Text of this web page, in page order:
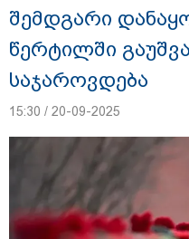
გიგა ავალიანის
არასრულწლოვანს,
ანასტასია
ღონისძიების
შემდგარი
წერტილში
საჯაროვდება
15:30 / 20-09-2025